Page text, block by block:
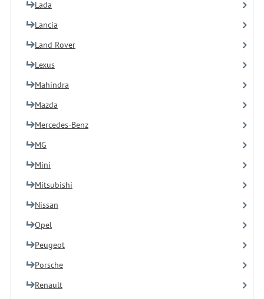
Lada
Lancia
Land Rover
Lexus
Mahindra
Mazda
Mercedes-Benz
MG
Mini
Mitsubishi
Nissan
Opel
Peugeot
Porsche
Renault